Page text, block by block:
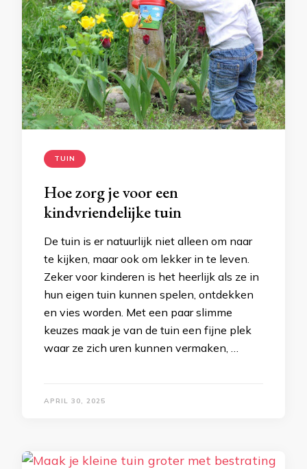
TUIN
Hoe zorg je voor een
kindvriendelijke tuin
De tuin is er natuurlijk niet alleen om naar
te kijken, maar ook om lekker in te leven.
Zeker voor kinderen is het heerlijk als ze in
hun eigen tuin kunnen spelen, ontdekken
en vies worden. Met een paar slimme
keuzes maak je van de tuin een fijne plek
waar ze zich uren kunnen vermaken, …
APRIL 30, 2025